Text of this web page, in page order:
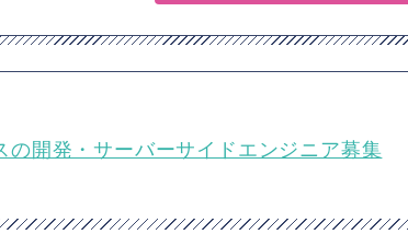
の開発・サーバーサイドエンジニア募集